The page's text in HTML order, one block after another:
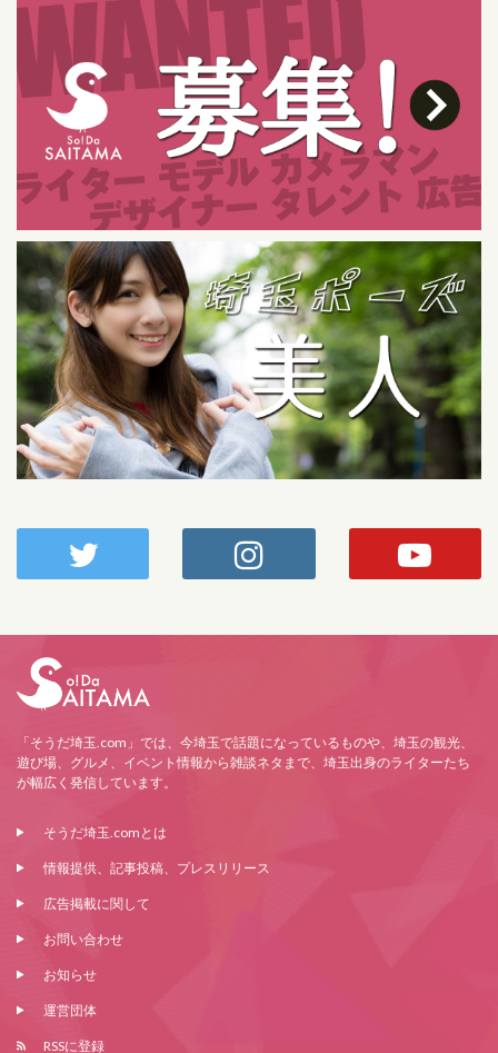
「そうだ埼玉.com」では、今埼玉で話題になっているものや、埼玉の観光、
遊び場、グルメ、イベント情報から雑談ネタまで、埼玉出身のライターたち
が幅広く発信しています。
そうだ埼玉.comとは
情報提供、記事投稿、プレスリリース
広告掲載に関して
お問い合わせ
お知らせ
運営団体
RSSに登録